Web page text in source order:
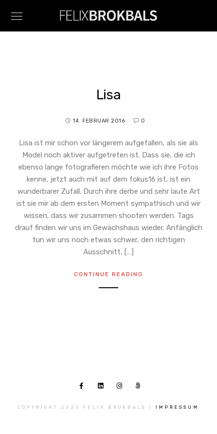
Lisa
14. FEBRUAR 2016 0
Lisa ist mir schon vor längerem aufgefallen, als sie als
Model noch aktiver aufgetreten ist. Dass sie, die ich
ebenso lange fotografieren möchte wie ich ihre Fotos
kenne, jetzt auch mit auf dem fokus16 ist, ist ein
wunderbarer Zufall. Durch ihre derbe und sehr laute Art
ist sie mir ab dem ersten Moment sympathisch und wir
wissen, dass wir zusammen shooten werden. Tags
drauf finden wir uns im Gewächshaus wieder. Anfänglich
tun wir uns noch etwas schwer, den richtigen
Ausschnitt, […]
CONTINUE READING
COPYRIGHT 2023 FELIX BROKBALS | IMPRESSUM